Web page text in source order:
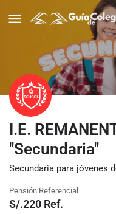
I.E.
"Secundaria"
Secundaria para jóvenes
Pensión Referencial
S/.220 Ref.